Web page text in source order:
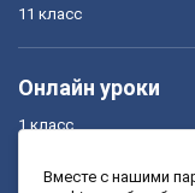
11 класс
Онлайн уроки
1 класс
Вместе с нашими